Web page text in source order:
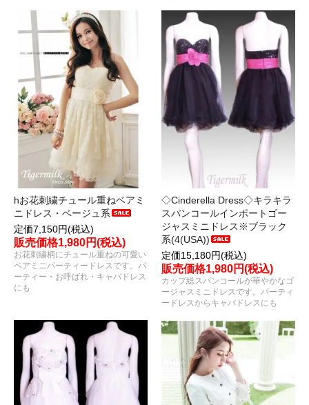
hお花刺繍チュール重ねベアミ
ニドレス・ベージュ系
定価7,150円(税込)
販売価格1,980円(税込)
お花刺繍柄にチュール重ねの可愛い
ベアミニパーティードレスです。パ
ーティー・お呼ばれ・キャバドレス
にも
◇Cinderella Dress◇キラキラ
スパンコールインポートゴー
ジャスミニドレス※ブラック
系(4(USA))
定価15,180円(税込)
販売価格1,980円(税込)
カップ総スパンコールが華やかなゴ
ージャスミニドレスです。パーティ
ードレスからキャバドレスにも